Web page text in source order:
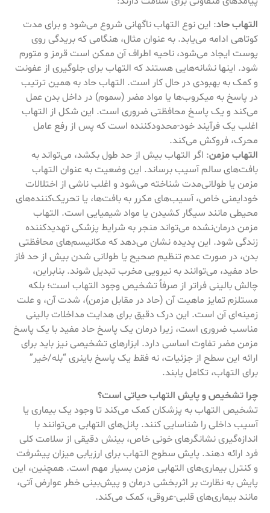
التهاب حاد: این نوع التهاب ناگهانی شروع می‌شود و برای مدت
کوتاهی ادامه می‌یابد. به عنوان مثال، هنگامی که بریدگی روی
پوست ایجاد می‌شود، ناحیه اطراف آن ممکن است قرمز و متورم
شود. اینها نشانه‌هایی هستند که التهاب برای جلوگیری از عفونت
و کمک به بهبودی در حال کار است. التهاب حاد به همین ترتیب
در پاسخ به میکروب‌ها یا مواد مضر (سموم) در داخل بدن عمل
می‌کند و یک پاسخ محافظتی ضروری است. این شکل از التهاب
اغلب یک فرآیند خود-محدودکننده است که پس از رفع عامل
محرک، فروکش می‌کند.
التهاب مزمن: اگر التهاب بیش از حد طول بکشد، می‌تواند به
بافت‌های سالم آسیب برساند. این وضعیت به عنوان التهاب
مزمن یا طولانی‌مدت شناخته می‌شود و اغلب ناشی از اختلالات
خودایمنی خاص، آسیب‌های مکرر به بافت‌ها، یا تحریک‌کننده‌های
محیطی مانند سیگار کشیدن یا مواد شیمیایی است. التهاب
مزمن درمان‌نشده می‌تواند منجر به شرایط پزشکی تهدیدکننده
زندگی شود. این پدیده نشان می‌دهد که مکانیسم‌های محافظتی
بدن، در صورت عدم تنظیم صحیح یا طولانی شدن بیش از حد فاز
حاد مفید، می‌توانند به نیرویی مخرب تبدیل شوند. بنابراین،
چالش بالینی فراتر از صرفاً تشخیص وجود التهاب است؛ بلکه
مستلزم تمایز ماهیت آن (حاد در مقابل مزمن)، شدت آن، و علت
زمینه‌ای آن است. این درک دقیق برای هدایت مداخلات بالینی
مناسب ضروری است، زیرا درمان یک پاسخ حاد مفید با یک پاسخ
مزمن مضر تفاوت اساسی دارد. ابزارهای تشخیصی نیز باید برای
ارائه این سطح از جزئیات، نه فقط یک پاسخ باینری “بله/خیر”
برای التهاب، تکامل یابند.
چرا تشخیص و پایش التهاب حیاتی است؟
تشخیص التهاب به پزشکان کمک می‌کند تا وجود یک بیماری یا
آسیب داخلی را شناسایی کنند. پانل‌های التهابی می‌توانند با
اندازه‌گیری نشانگرهای خونی خاص، بینش دقیقی از سلامت کلی
فرد ارائه دهند. پایش سطوح التهاب برای ارزیابی میزان پیشرفت
و کنترل بیماری‌های التهابی مزمن بسیار مهم است. همچنین، این
پایش به نظارت بر اثربخشی درمان و پیش‌بینی خطر عوارض آتی،
مانند بیماری‌های قلبی-عروقی، کمک می‌کند.